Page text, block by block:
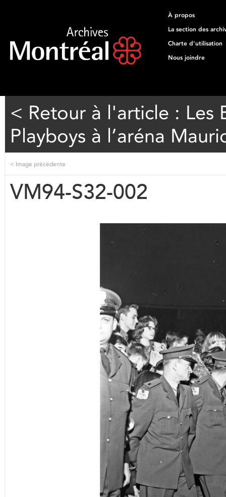
À propos
La section des
Charte d'utilisation
Nous joindre
< Retour à l'article : Les
Playboys à l’aréna
< Image précédente
VM94-S32-002